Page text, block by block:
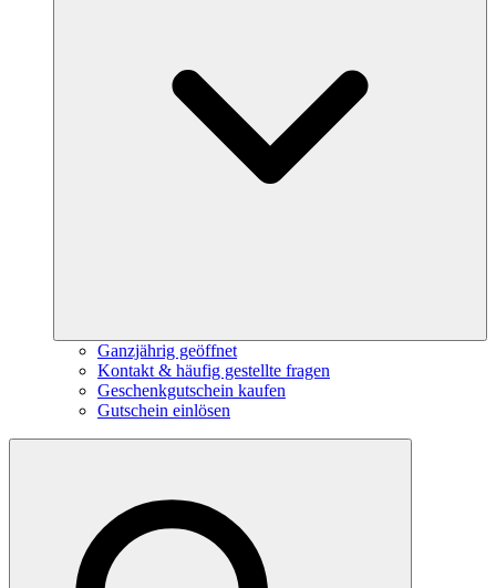
Ganzjährig geöffnet
Kontakt & häufig gestellte fragen
Geschenkgutschein kaufen
Gutschein einlösen